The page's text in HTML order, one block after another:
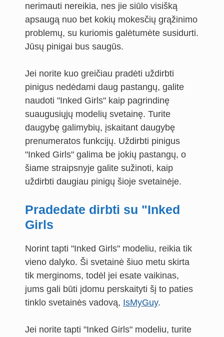
nerimauti nereikia, nes jie siūlo visišką
apsaugą nuo bet kokių mokesčių grąžinimo
problemų, su kuriomis galėtumėte susidurti.
Jūsų pinigai bus saugūs.
Jei norite kuo greičiau pradėti uždirbti
pinigus nedėdami daug pastangų, galite
naudoti "Inked Girls" kaip pagrindinę
suaugusiųjų modelių svetainę. Turite
daugybę galimybių, įskaitant daugybę
prenumeratos funkcijų. Uždirbti pinigus
"Inked Girls" galima be jokių pastangų, o
šiame straipsnyje galite sužinoti, kaip
uždirbti daugiau pinigų šioje svetainėje.
Pradedate dirbti su "Inked
Girls
Norint tapti "Inked Girls" modeliu, reikia tik
vieno dalyko. Ši svetainė šiuo metu skirta
tik merginoms, todėl jei esate vaikinas,
jums gali būti įdomu perskaityti šį to paties
tinklo svetainės vadovą, IsMyGuy.
Jei norite tapti "Inked Girls" modeliu, turite